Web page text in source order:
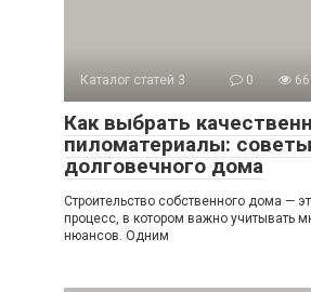
Каталог статей 3 0
Как выбрать
пиломатериалы:
долговечного дома
Строительство собственного дома —
процесс, в котором важно учитывать
нюансов. Одним